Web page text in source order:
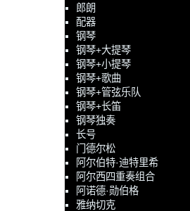
郎朗
配器
钢琴
钢琴+大提琴
钢琴+小提琴
钢琴+歌曲
钢琴+管弦乐队
钢琴+长笛
钢琴独奏
长号
门德尔松
阿尔伯特·迪特里希
阿尔西四重奏组合
阿诺德·勋伯格
雅纳切克